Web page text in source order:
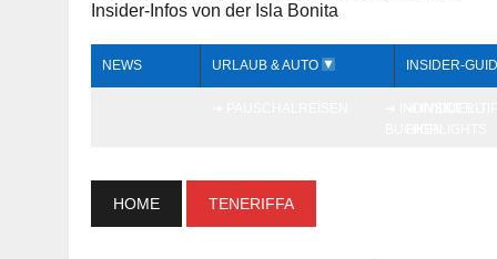
Insider-Infos von der Isla Bonita
NEWS URLAUB & AUTO INSIDER-
HOME TENERIFFA